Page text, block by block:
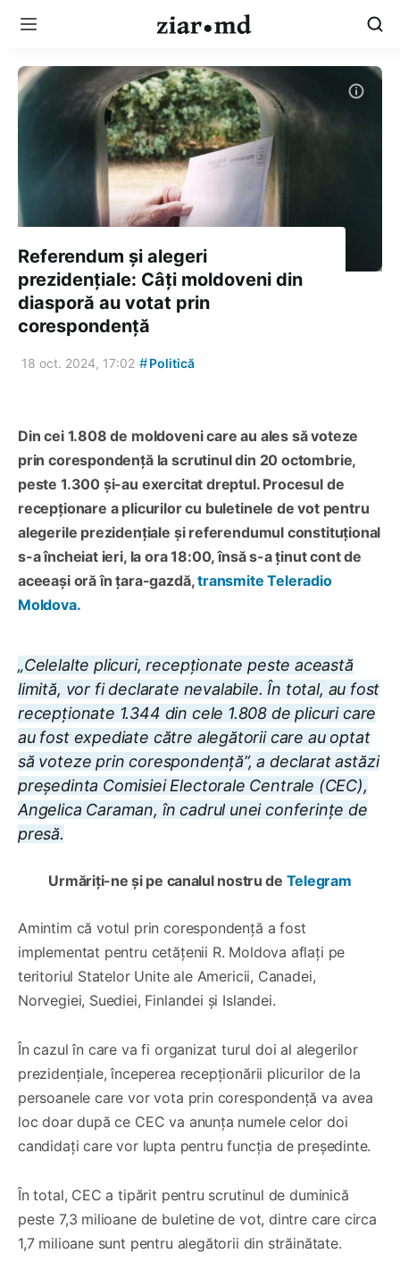
Referendum și alegeri
prezidențiale: Câți moldoveni din
diasporă au votat prin
corespondență
18 oct. 2024, 17:02 #Politică
Din cei 1.808 de moldoveni care au ales să voteze
prin corespondență la scrutinul din 20 octombrie,
peste 1.300 și-au exercitat dreptul. Procesul de
recepționare a plicurilor cu buletinele de vot pentru
alegerile prezidențiale și referendumul constituțional
s-a încheiat ieri, la ora 18:00, însă s-a ținut cont de
aceeași oră în țara-gazdă,transmite Teleradio
Moldova.
„Celelalte plicuri, recepționate peste această
limită, vor fi declarate nevalabile. În total, au fost
recepționate 1.344 din cele 1.808 de plicuri care
au fost expediate către alegătorii care au optat
să voteze prin corespondență”, a declarat astăzi
președinta Comisiei Electorale Centrale (CEC),
Angelica Caraman, în cadrul unei conferințe de
presă.
Urmăriți-ne și pe canalul nostru de Telegram
Amintim că votul prin corespondență a fost
implementat pentru cetățenii R. Moldova aflați pe
teritoriul Statelor Unite ale Americii, Canadei,
Norvegiei, Suediei, Finlandei și Islandei.
În cazul în care va fi organizat turul doi al alegerilor
prezidențiale, începerea recepționării plicurilor de la
persoanele care vor vota prin corespondență va avea
loc doar după ce CEC va anunța numele celor doi
candidați care vor lupta pentru funcția de președinte.
În total, CEC a tipărit pentru scrutinul de duminică
peste 7,3 milioane de buletine de vot, dintre care circa
1,7 milioane sunt pentru alegătorii din străinătate.